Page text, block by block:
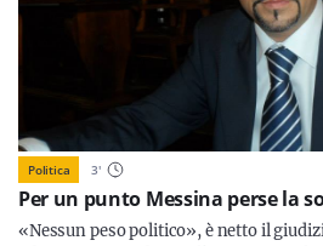
Politica 3'
Per un punto Messina perse la
«Nessun peso politico», è netto il